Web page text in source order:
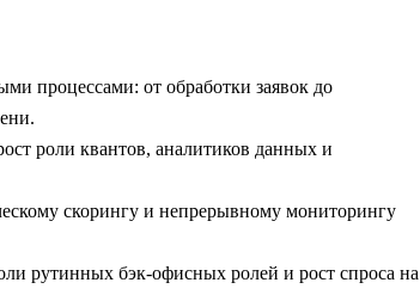
процессами: от обработки заявок до
роли квантов, аналитиков данных и
скорингу и непрерывному мониторингу
рутинных бэк-офисных ролей и рост спроса на